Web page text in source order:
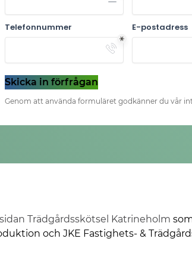
Telefonnummer E-postadress
Skicka in förfrågan
Genom att använda formuläret godkänner du vår
Trädgårdsskötsel Katrineholm
och JKE Fastighets- &